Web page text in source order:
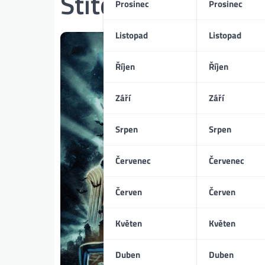
Prosinec
Listopad
Říjen
Září
Srpen
Červenec
Červen
Květen
Duben
Prosinec
Listopad
Říjen
Září
Srpen
Červenec
Červen
Květen
Duben